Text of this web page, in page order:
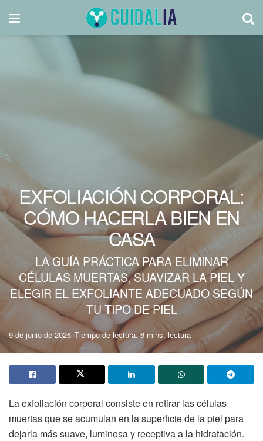
EXFOLIACIÓN CORPORAL:
CÓMO HACERLA BIEN EN
CASA
LA GUÍA PRÁCTICA PARA ELIMINAR
CÉLULAS MUERTAS, SUAVIZAR LA PIEL Y
ELEGIR EL EXFOLIANTE ADECUADO SEGÚN
TU TIPO DE PIEL
9 de junio de 2026 Tiempo de lectura: 6 mins. lectura
La exfoliación corporal consiste en retirar las células
muertas que se acumulan en la superficie de la piel para
dejarla más suave, luminosa y receptiva a la hidratación.